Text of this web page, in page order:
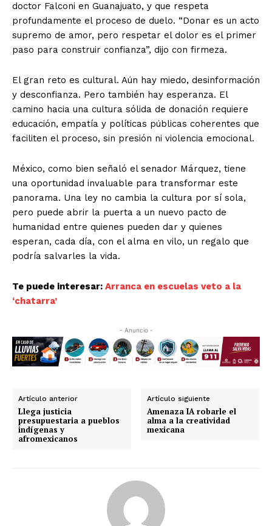
doctor Falconi en Guanajuato, y que respeta
profundamente el proceso de duelo. “Donar es un acto
supremo de amor, pero respetar el dolor es el primer
paso para construir confianza”, dijo con firmeza.
El gran reto es cultural. Aún hay miedo, desinformación
y desconfianza. Pero también hay esperanza. El
camino hacia una cultura sólida de donación requiere
educación, empatía y políticas públicas coherentes que
faciliten el proceso, sin presión ni violencia emocional.
México, como bien señaló el senador Márquez, tiene
una oportunidad invaluable para transformar este
panorama. Una ley no cambia la cultura por sí sola,
pero puede abrir la puerta a un nuevo pacto de
humanidad entre quienes pueden dar y quienes
esperan, cada día, con el alma en vilo, un regalo que
podría salvarles la vida.
Te puede interesar: Arranca en escuelas veto a la
‘chatarra’
- Anuncio -
Artículo anterior
Llega justicia
presupuestaria a pueblos
indígenas y
afromexicanos
Artículo siguiente
Amenaza IA robarle el
alma a la creatividad
mexicana